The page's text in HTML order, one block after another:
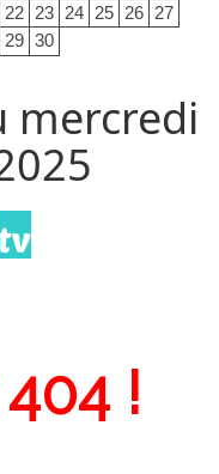
22 23 24 25 26 27
29 30
mercredi